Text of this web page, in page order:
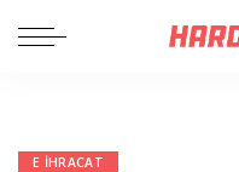
E IHRACAT